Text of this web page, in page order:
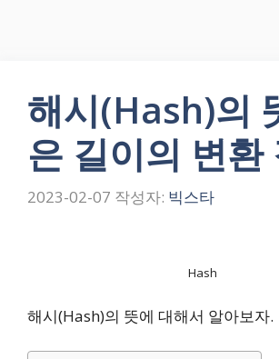
해시(Hash)의
은 길이의 변환
2023-02-07 작성자: 빅스타
Hash
해시(Hash)의 뜻에 대해서 알아보자.